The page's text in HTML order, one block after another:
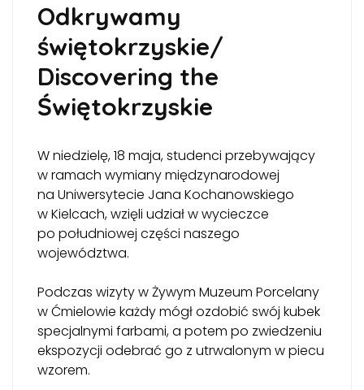
Odkrywamy
świętokrzyskie/
Discovering the
Świętokrzyskie
W niedzielę, 18 maja, studenci przebywający
w ramach wymiany międzynarodowej
na Uniwersytecie Jana Kochanowskiego
w Kielcach, wzięli udział w wycieczce
po południowej części naszego
województwa.
Podczas wizyty w Żywym Muzeum Porcelany
w Ćmielowie każdy mógł ozdobić swój kubek
specjalnymi farbami, a potem po zwiedzeniu
ekspozycji odebrać go z utrwalonym w piecu
wzorem.